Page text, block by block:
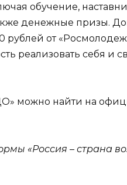
обучение,
денежные призы.
рублей от
реализовать себя и
можно найти на
«Россия – страна